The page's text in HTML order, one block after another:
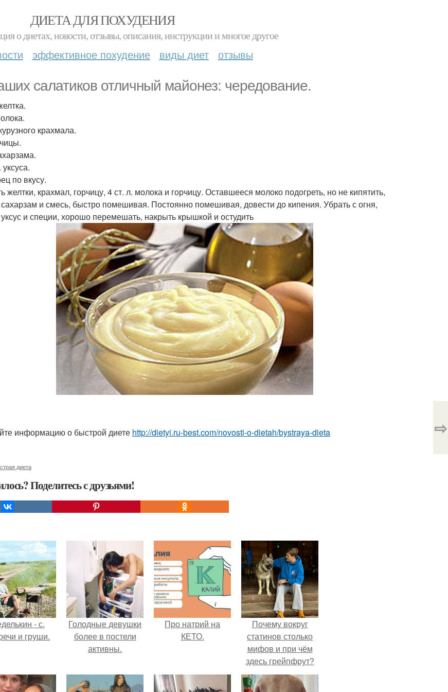
ДИЕТА ДЛЯ ПОХУДЕНИЯ
о диетах, новости, отзывы, описания, инструкции и многое другое
эффективное похудение виды диет отзывы
салатиков отличный майонез: чередование.
крахмала.
по вкусу.
желтки, крахмал, горчицу, 4 ст. л. молока и горчицу. Оставшееся молоко подогреть, но не кипятить,
и смесь, быстро помешивая. Постоянно помешивая, довести до кипения. Убрать с огня,
и специи, хорошо перемешать, накрыть крышкой и остудить
информацию о быстрой диете http://dietyi.ru-best.com/novosti-o-dietah/bystraya-dieta
диета
Поделитесь с друзьями!
⇨
- с.
и груши.
Голодные девушки
более в постели
активны.
Про натрий на
КЕТО.
Почему вокруг
статинов столько
мифов и при чём
здесь грейпфрут?